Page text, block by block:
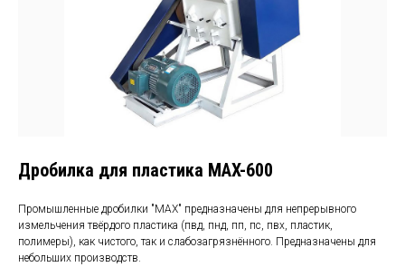
ПЕРЕРАБОТКА ПЛАСТИКА
СТАНКИ ДЛЯ РАЗДЕЛКИ
КАБЕЛЯ
Дробилка для пластика MAX-600
Промышленные дробилки "MAX" предназначены для непрерывного
измельчения твёрдого пластика (пвд, пнд, пп, пс, пвх, пластик,
полимеры), как чистого, так и слабозагрязнённого. Предназначены для
небольших производств.